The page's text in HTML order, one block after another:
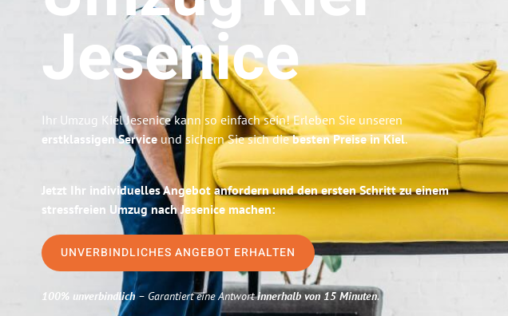
Jesenice
Ihr Umzug Kiel Jesenice kann so einfach sein! Erleben Sie unseren
erstklassigen Service und sichern Sie sich diebesten Preise in Kiel.
Jetzt Ihr individuelles Angebot anfordern und den ersten Schritt zu einem
stressfreien Umzug nach Jesenice machen:
UNVERBINDLICHES ANGEBOT ERHALTEN
100% unverbindlich– Garantiert eine Antwortinnerhalb von 15 Minuten.